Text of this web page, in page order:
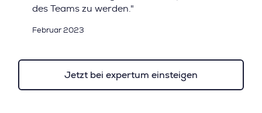
des Teams zu werden."
Februar 2023
Jetzt bei expertum einsteigen